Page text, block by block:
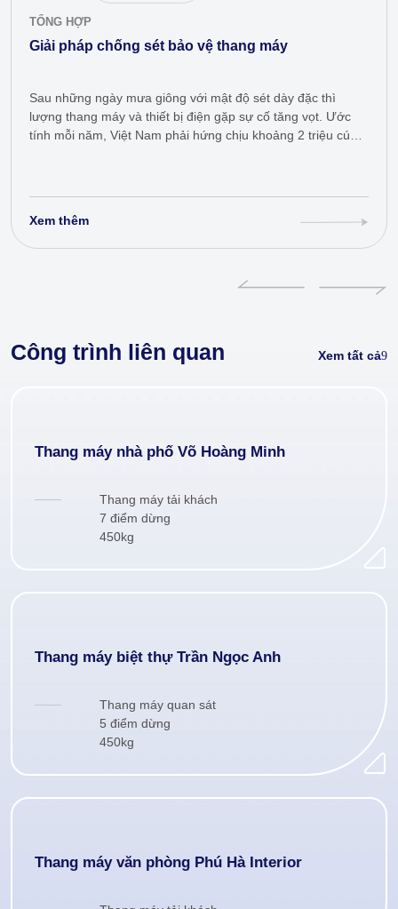
TỔNG HỢP
Giải pháp chống sét bảo vệ thang máy
Sau những ngày mưa giông với mật độ sét dày đặc thì
lượng thang máy và thiết bị điện gặp sự cố tăng vọt. Ước
tính mỗi năm, Việt Nam phải hứng chịu khoảng 2 triệu cú
Xem thêm
Công trình liên quan Xem tất cả
Thang máy nhà phố Võ Hoàng Minh
Thang máy tải khách
7 điểm dừng
450kg
Thang máy biệt thự Trần Ngọc Anh
Thang máy quan sát
5 điểm dừng
450kg
Thang máy văn phòng Phú Hà Interior